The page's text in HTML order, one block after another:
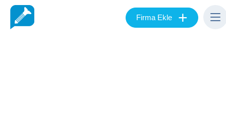
Firma Ekle +